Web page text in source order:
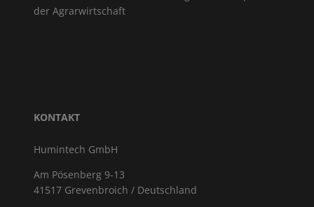
der Agrarwirtschaft
KONTAKT
Humintech GmbH
Am Pösenberg 9-13
41517 Grevenbroich / Deutschland